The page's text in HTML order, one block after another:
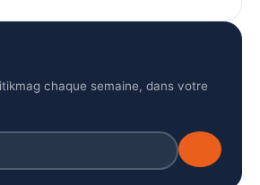
chaque semaine, dans votre